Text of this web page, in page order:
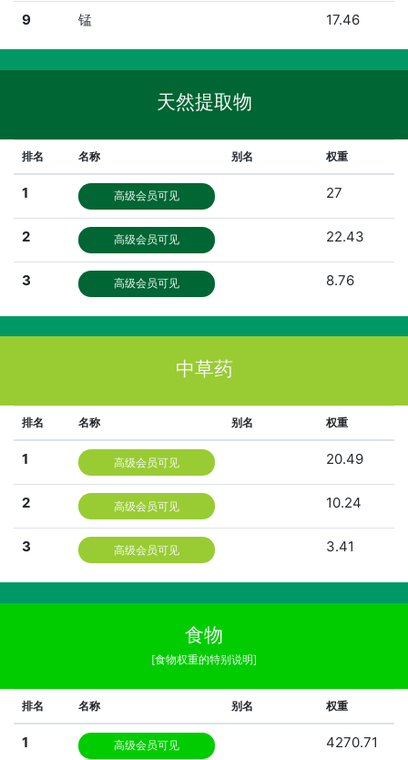
9 锰 17.46
天然提取物
排名 名称 别名 权重
1 高级会员可见 27
2 高级会员可见 22.43
3 高级会员可见 8.76
中草药
排名 名称 别名 权重
1 高级会员可见 20.49
2 高级会员可见 10.24
3 高级会员可见 3.41
食物
[食物权重的特别说明]
排名 名称 别名 权重
1 高级会员可见 4270.71